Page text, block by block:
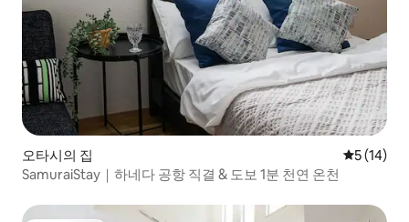
오타시의 집 평점 5점
5 (14)
SamuraiStay｜하네다 공항 직결 & 도보 1분 천연 온천